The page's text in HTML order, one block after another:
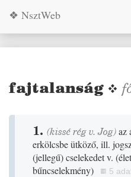
❖ NsztWeb
fajtalanság❖
1. (kissérégv.Jog)az
erkölcsbe ütköző, ill.
(jellegű)cselekedet v. (
bűncselekmény) 5